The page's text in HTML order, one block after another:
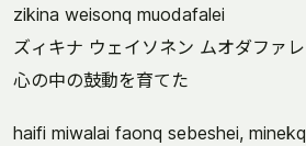
zikina weisonq muodafalei
ズィキナ ウェイソネン ムオダファ
心の中の鼓動を育てた
haifi miwalai faonq sebeshei,